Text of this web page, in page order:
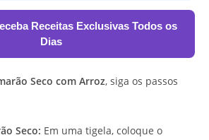
Receitas Exclusivas Todos os
Dias
Seco com Arroz, siga os passos
Seco: Em uma tigela, coloque o